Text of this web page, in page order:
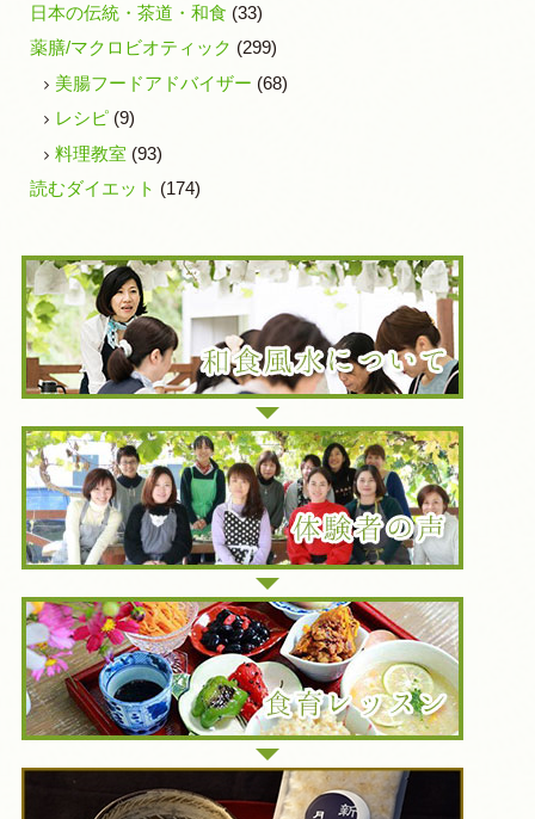
日本の伝統・茶道・和食 (33)
薬膳/マクロビオティック (299)
美腸フードアドバイザー (68)
レシピ (9)
料理教室 (93)
読むダイエット (174)